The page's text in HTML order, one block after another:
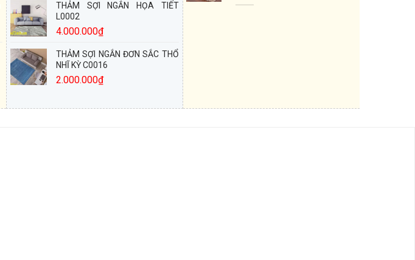
THẢM SỢI NGẮN HỌA TIẾT
L0002
4.000.000₫
THẢM SỢI NGẮN ĐƠN SẮC THỔ
NHĨ KỲ C0016
2.000.000₫